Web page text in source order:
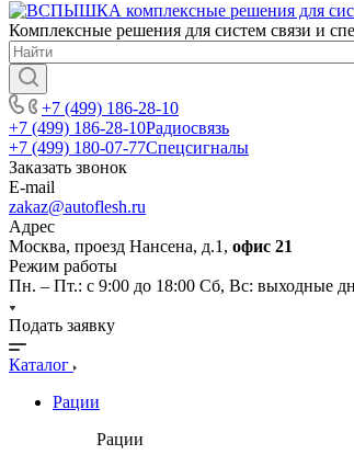
Комплексные решения для систем связи и
+7 (499) 186-28-10
+7 (499) 186-28-10Радиосвязь
+7 (499) 180-07-77Спецсигналы
Заказать звонок
E-mail
zakaz@autoflesh.ru
Адрес
Москва, проезд Нансена, д.1, офис 21
Режим работы
Пн. – Пт.: с 9:00 до 18:00 Cб, Вс: выходные
Подать заявку
Каталог
Рации
Рации